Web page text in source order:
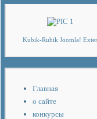
Kubik-Rubik Joomla!
Главная
о сайте
конкурсы